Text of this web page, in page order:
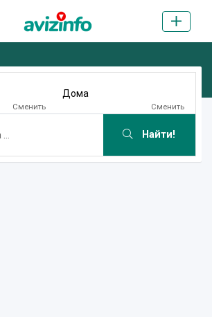
Сменить
Дома
Сменить
Найти!